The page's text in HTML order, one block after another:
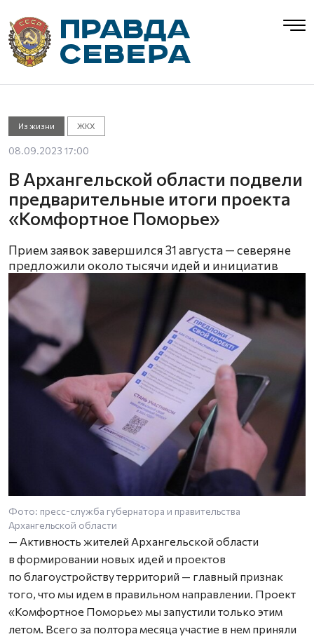
Из жизни ЖКХ
08.09.2023 17:00
В Архангельской области подвели
предварительные итоги проекта
«Комфортное Поморье»
Прием заявок завершился 31 августа — северяне
предложили около тысячи идей и инициатив
Фото: пресс-служба губернатора и правительства
Архангельской области
— Активность жителей Архангельской области
в формировании новых идей и проектов
по благоустройству территорий — главный признак
того, что мы идем в правильном направлении. Проект
«Комфортное Поморье» мы запустили только этим
летом. Всего за полтора месяца участие в нем приняли